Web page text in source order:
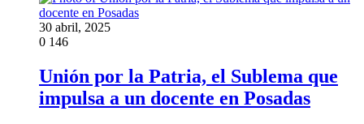
30 abril, 2025
0 146
Unión por la Patria, el Sublema que
impulsa a un docente en Posadas